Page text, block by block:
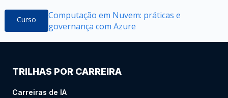
Curso
Computação em Nuvem: práticas e
governança com Azure
TRILHAS POR CARREIRA
Carreiras de IA